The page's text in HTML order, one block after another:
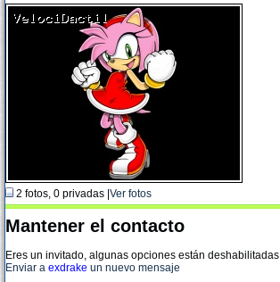
2 fotos, 0 privadas | Ver fotos
Mantener el contacto
Eres un invitado, algunas opciones están deshabilitadas
Enviar a exdrake un nuevo mensaje